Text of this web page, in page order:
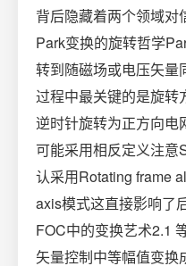
背后隐藏着两个领域
Park变换的旋转哲学
转到随磁场或电压矢量
过程中最关键的是旋转
逆时针旋转为正方向电
可能采用相反定义注
认采用Rotating frame
axis模式这直接影响了
FOC中的变换艺术2.1
矢量控制中等幅值变换